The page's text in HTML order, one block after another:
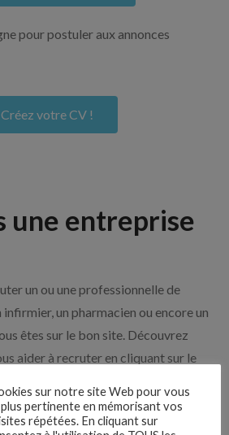
pour postuler aux annonces
Créez votre CV !
une entreprise
un ou une professionnelle de
infirmier, un pharmacien ou encore un
êtes sur le bon site. Découvrez
aider à recruter en cliquant sur le
solutions entreprises
sur notre site Web pour vous
pertinente en mémorisant vos
répétées. En cliquant sur